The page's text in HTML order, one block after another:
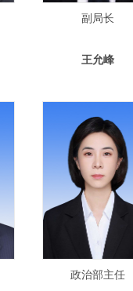
副局长
王允峰
政治部主任